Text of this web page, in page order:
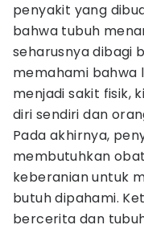
penyakit yang
bahwa tubuh
seharusnya dibagi
memahami
menjadi sakit fisik,
diri sendiri dan
Pada akhirnya,
membutuhkan
keberanian untuk
butuh dipahami.
bercerita dan